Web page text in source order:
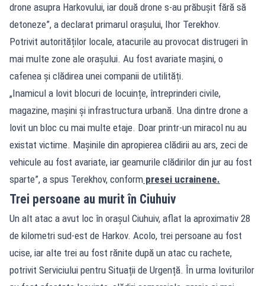
drone asupra Harkovului, iar două drone s-au prăbușit fără să
detoneze”, a declarat primarul orașului, Ihor Terekhov.
Potrivit autorităților locale, atacurile au provocat distrugeri în
mai multe zone ale orașului. Au fost avariate mașini, o
cafenea și clădirea unei companii de utilități.
„Inamicul a lovit blocuri de locuințe, întreprinderi civile,
magazine, mașini și infrastructura urbană. Una dintre drone a
lovit un bloc cu mai multe etaje. Doar printr-un miracol nu au
existat victime. Mașinile din apropierea clădirii au ars, zeci de
vehicule au fost avariate, iar geamurile clădirilor din jur au fost
sparte”, a spus Terekhov, conform presei ucrainene.
Trei persoane au murit în Ciuhuiv
Un alt atac a avut loc în orașul Ciuhuiv, aflat la aproximativ 28
de kilometri sud-est de Harkov. Acolo, trei persoane au fost
ucise, iar alte trei au fost rănite după un atac cu rachete,
potrivit Serviciului pentru Situații de Urgență. În urma loviturilor